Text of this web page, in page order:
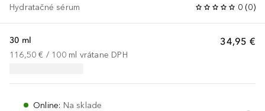
Hydratačné sérum 0 (0)
34,95 €
30 ml
116,50 € / 100 ml vrátane DPH
Online: Na sklade